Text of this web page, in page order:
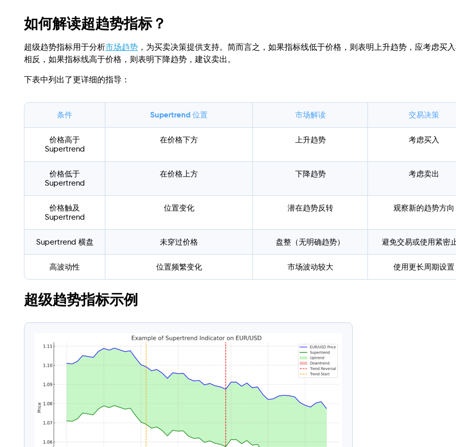
如何解读超趋势指标？
超级趋势指标用于分析市场趋势 ，为买卖决策提供支持。简而言之，如果指标线低于价格，则表明上升趋势，应考虑买
相反，如果指标线高于价格，则表明下降趋势，建议卖出。
下表中列出了更详细的指导：
条件 Supertrend 位置 市场解读 交易决策
价格高于
Supertrend
在价格下方 上升趋势 考虑买入
价格低于
Supertrend
在价格上方 下降趋势 考虑卖出
价格触及
Supertrend
位置变化 潜在趋势反转 观察新的趋势方向
Supertrend 横盘 未穿过价格 盘整（无明确趋势） 避免交易或使用紧密
高波动性 位置频繁变化 市场波动较大 使用更长周期设置
超级趋势指标示例